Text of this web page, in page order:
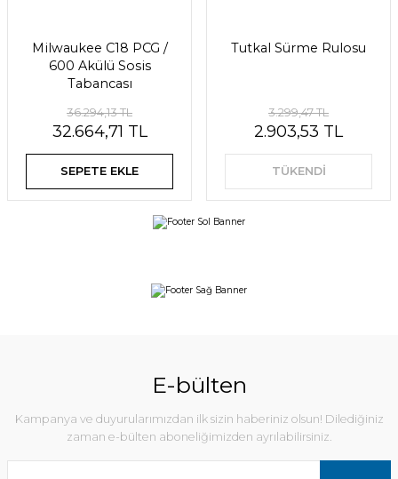
Milwaukee C18 PCG /
600 Akülü Sosis
Tabancası
36.294,13 TL
32.664,71 TL
SEPETE EKLE
Tutkal Sürme Rulosu
3.299,47 TL
2.903,53 TL
TÜKENDİ
E-bülten
Kampanya ve duyurularımızdan ilk sizin haberiniz olsun! Dilediğiniz
zaman e-bülten aboneliğimizden ayrılabilirsiniz.